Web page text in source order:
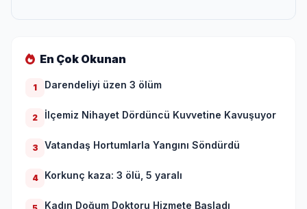
En Çok Okunan
1 Darendeliyi üzen 3 ölüm
2 İlçemiz Nihayet Dördüncü Kuvvetine Kavuşuyor
3 Vatandaş Hortumlarla Yangını Söndürdü
4 Korkunç kaza: 3 ölü, 5 yaralı
Kadın Doğum Doktoru Hizmete Başladı